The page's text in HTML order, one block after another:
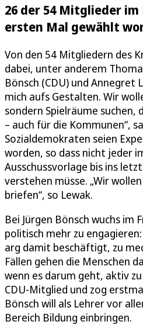
26 der 54 Mitglieder
ersten Mal gewählt
Von den 54 Mitgliedern des
dabei, unter anderem
Bönsch (CDU) und Annegret
mich aufs Gestalten. Wir
sondern Spielräume
– auch für die Kommunen“,
Sozialdemokraten seien
worden, so dass nicht jeder
Ausschussvorlage bis ins
verstehen müsse. „Wir
briefen“, so Lewak.
Bei Jürgen Bönsch wuchs im
politisch mehr zu
arg damit beschäftigt, zu
Fällen gehen die Menschen
wenn es darum geht, aktiv
CDU-Mitglied und zog
Bönsch will als Lehrer vor
Bereich Bildung einbringen.